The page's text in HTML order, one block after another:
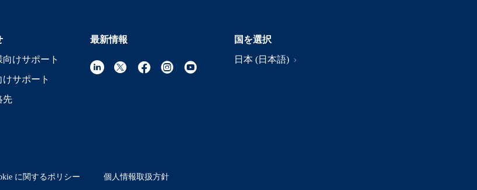
けサポート
サポート
先
最新情報
国を選択
日本 (日本語)
に関するポリシー 個人情報取扱方針